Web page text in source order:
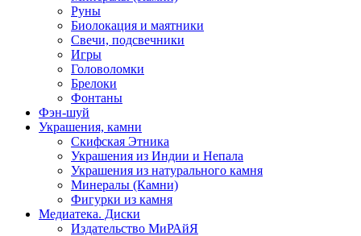
Руны
Биолокация и маятники
Свечи, подсвечники
Игры
Головоломки
Брелоки
Фонтаны
Фэн-шуй
Украшения, камни
Скифская Этника
Украшения из Индии и Непала
Украшения из натурального камня
Минералы (Камни)
Фигурки из камня
Медиатека. Диски
Издательство МиРАйЯ